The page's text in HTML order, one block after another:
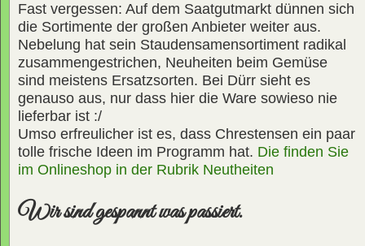
Fast vergessen: Auf dem Saatgutmarkt dünnen sich
die Sortimente der großen Anbieter weiter aus.
Nebelung hat sein Staudensamensortiment radikal
zusammengestrichen, Neuheiten beim Gemüse
sind meistens Ersatzsorten. Bei Dürr sieht es
genauso aus, nur dass hier die Ware sowieso nie
lieferbar ist :/
Umso erfreulicher ist es, dass Chrestensen ein paar
tolle frische Ideen im Programm hat. Die finden Sie
im Onlineshop in der Rubrik Neutheiten
Wir sind gespannt was passiert.